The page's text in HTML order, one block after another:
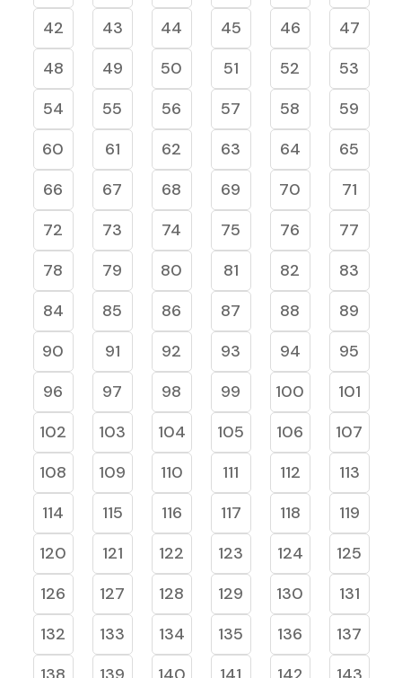
42
43 44 45 46
47
48
49 50 51 52
53
54
55 56 57 58
59
60
61 62 63 64
65
66
67 68 69 70
71
72
73 74 75 76
77
78
79 80 81 82
83
84
85 86 87 88
89
90
91 92 93 94
95
96
97 98 99 100
101
102
103 104 105 106
107
108
109 110 111 112
113
114
115 116 117 118
119
120
121 122 123 124
125
126
127 128 129 130
131
132
133 134 135 136
137